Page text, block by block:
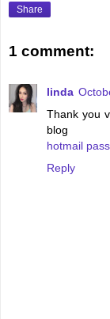
Share
1 comment:
linda
Thank you
blog
hotmail
Reply